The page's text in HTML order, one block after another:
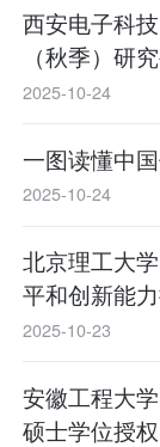
西安电子科
（秋季）研
2025-10-24
一图读懂中
2025-10-24
北京理工大
平和创新能
2025-10-23
安徽工程大
硕士学位授